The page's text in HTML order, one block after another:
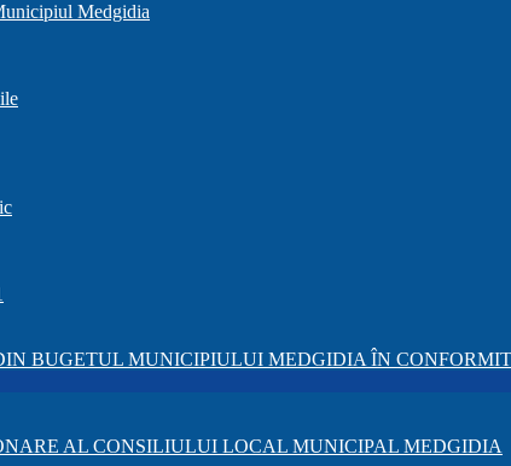
Medgidia
BUGETUL MUNICIPIULUI MEDGIDIA ÎN
AL CONSILIULUI LOCAL MUNICIPAL MEDGIDIA